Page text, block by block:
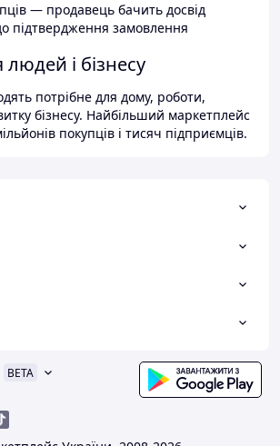
— продавець бачить досвід
підтвердження замовлення
і бізнесу
потрібне для дому, роботи,
бізнесу. Найбільший маркетплейс
покупців і тисяч підприємців.
BETA